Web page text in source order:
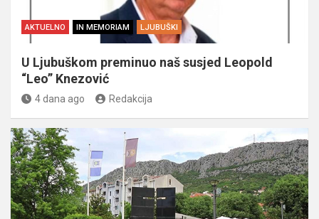
AKTUELNO IN MEMORIAM LJUBUŠKI
U Ljubuškom preminuo naš susjed Leopold
“Leo” Knezović
4 dana ago Redakcija